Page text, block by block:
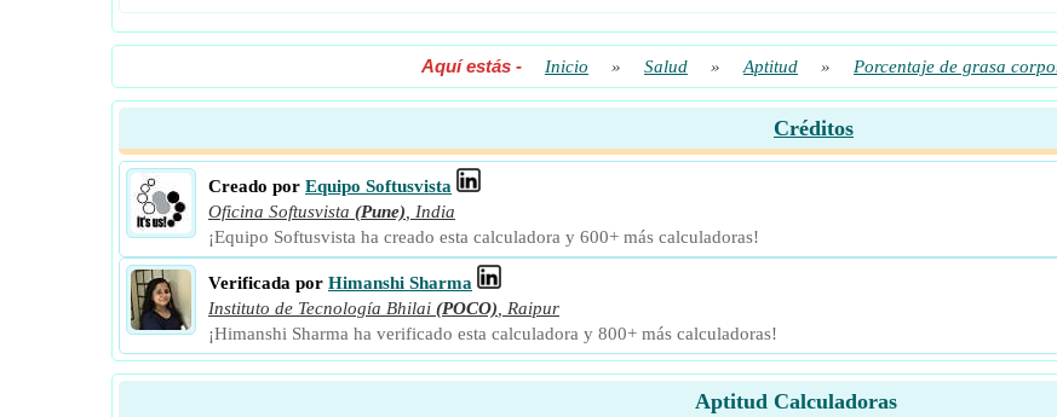
Aquí estás - Inicio » Salud » Aptitud » Porcentaje de grasa
Créditos
Creado por Equipo Softusvista
Oficina Softusvista (Pune)
India
¡Equipo Softusvista ha creado esta calculadora y 600+ más calculadoras!
Verificada por Himanshi Sharma
Instituto de Tecnología Bhilai (POCO)
Raipur
¡Himanshi Sharma ha verificado esta calculadora y 800+ más calculadoras!
Aptitud Calculadoras